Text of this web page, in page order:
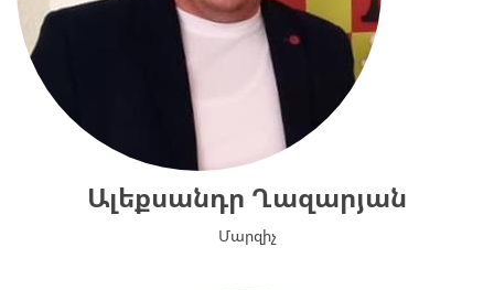
Ալեքսանդր Ղազարյան
Մարզիչ